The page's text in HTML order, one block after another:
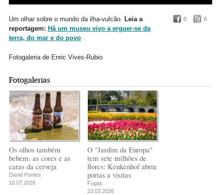
0 0
Um olhar sobre o mundo da ilha-vulcão. Leia a
reportagem: Há um museu vivo a erguer-se da
terra, do mar e do povo
Fotogaleria de Enric Vives-Rubio
Fotogalerias
Os olhos também
bebem: as cores e as
caras da cerveja
David Pontes
10.07.2026
O "Jardim da Europa"
tem sete milhões de
flores: Keukenhof abriu
portas a visitas
Fugas
23.03.2026